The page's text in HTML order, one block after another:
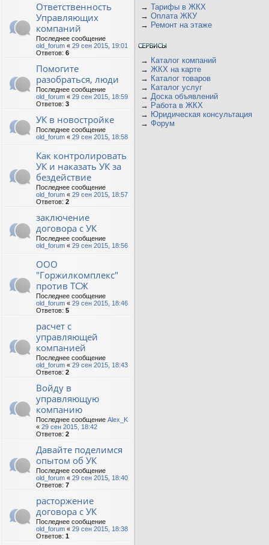
Ответственность
Управляющих
компаний
Последнее сообщение
old_forum « 29 сен 2015, 19:01
Ответов: 6
Помогите
разобраться, люди
Последнее сообщение
old_forum « 29 сен 2015, 18:59
Ответов: 3
УК в новостройке
Последнее сообщение
old_forum « 29 сен 2015, 18:58
Как контролировать
УК и наказать УК за
бездействие
Последнее сообщение
old_forum « 29 сен 2015, 18:57
Ответов: 2
заключение
договора с УК
Последнее сообщение
old_forum « 29 сен 2015, 18:56
ООО
"Горжилкомплекс"
против ТСЖ
Последнее сообщение
old_forum « 29 сен 2015, 18:46
Ответов: 5
расчет с
управляющей
компанией
Последнее сообщение
old_forum « 29 сен 2015, 18:43
Ответов: 2
Войду в
управляющую
компанию
Последнее сообщение Alex_K
« 29 сен 2015, 18:42
Ответов: 2
Давайте поделимся
опытом об УК
Последнее сообщение
old_forum « 29 сен 2015, 18:40
Ответов: 7
расторжение
договора с УК
Последнее сообщение
old_forum « 29 сен 2015, 18:38
Ответов: 1
→ Тарифы в ЖКХ
→ Оплата ЖКУ
→ Ремонт на этаже
→ Каталог компаний
→ ЖКХ на карте
→ Каталог товаров
→ Каталог услуг
→ Доска объявлений
→ Работа в ЖКХ
→ Юридическая консультация
→ Форум